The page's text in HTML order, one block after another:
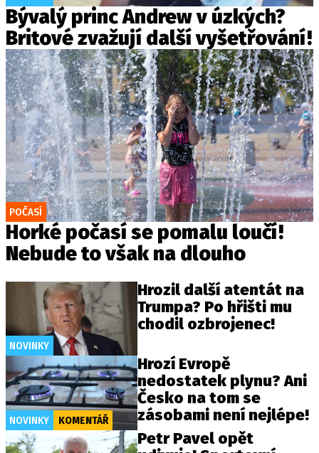
Bývalý princ Andrew v úzkých?
Britové zvažují další vyšetřování!
POČASÍ
Horké počasí se pomalu loučí!
Nebude to však na dlouho
NOVINKY
Hrozil další atentát na
Trumpa? Po hřišti mu
chodil ozbrojenec!
NOVINKY KOMENTÁŘ
Hrozí Evropě
nedostatek plynu? Ani
Česko na tom se
zásobami není nejlépe!
Petr Pavel opět